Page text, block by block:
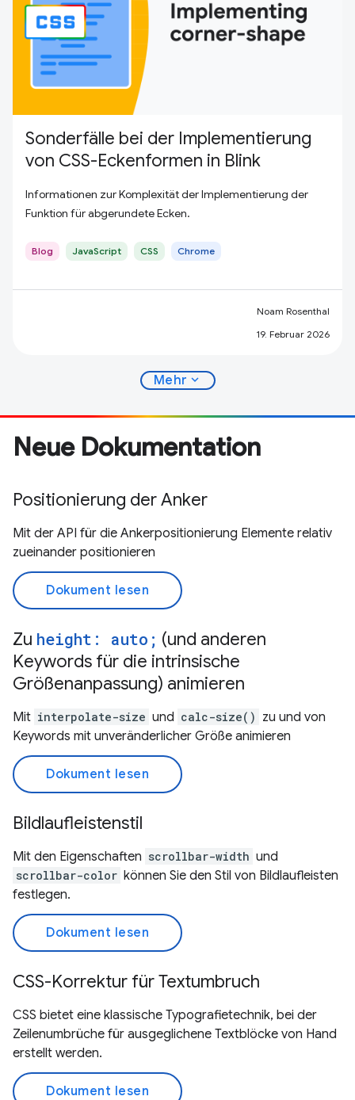
Sonderfälle bei der Implementierung
von CSS-Eckenformen in Blink
Informationen zur Komplexität der Implementierung der
Funktion für abgerundete Ecken.
Blog JavaScript CSS Chrome
Noam Rosenthal
19. Februar 2026
Mehr expand_more
Neue Dokumentation
Positionierung der Anker
Mit der API für die Ankerpositionierung Elemente relativ
zueinander positionieren
Dokument lesen
Zu height: auto; (und anderen
Keywords für die intrinsische
Größenanpassung) animieren
Mit interpolate-size und calc-size() zu und von
Keywords mit unveränderlicher Größe animieren
Dokument lesen
Bildlaufleistenstil
Mit den Eigenschaften scrollbar-width und
scrollbar-color können Sie den Stil von Bildlaufleisten
festlegen.
Dokument lesen
CSS-Korrektur für Textumbruch
CSS bietet eine klassische Typografietechnik, bei der
Zeilenumbrüche für ausgeglichene Textblöcke von Hand
erstellt werden.
Dokument lesen